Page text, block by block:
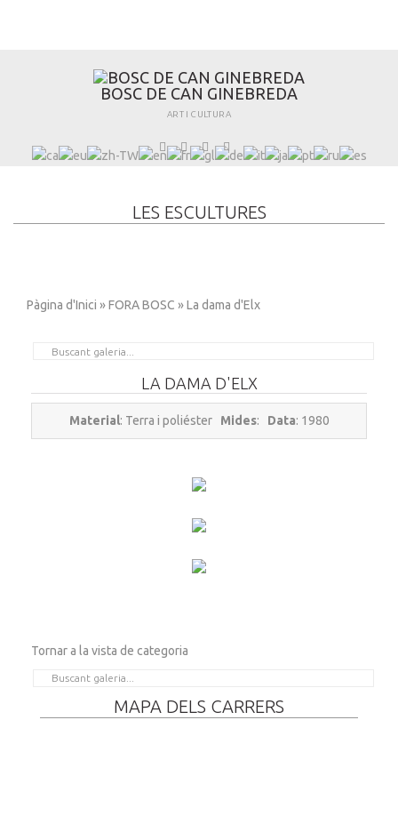
BOSC DE CAN GIN EBREDA
ART I CULTURA
LES ESCULTURES
Pàgina d'Inici »FORA BOSC » La dama d'Elx
LA DAMA D'ELX
Material: Terra i poliéster Mides: Data: 1980
Tornar a la vista de categoria
MAPA DELS CARRERS